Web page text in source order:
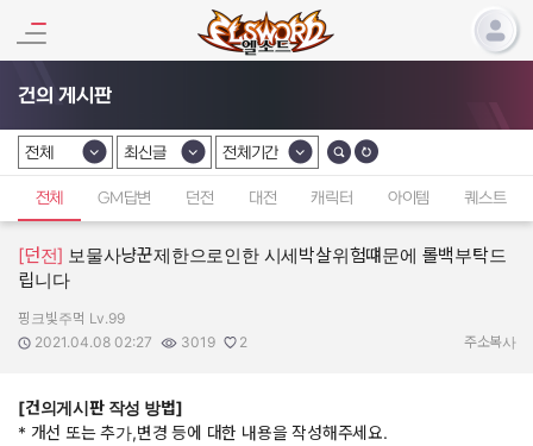
건의 게시판
카테고리 선택
전체
카테고리 선택
최신글
카테고리 선택
전체기간
전체 GM답변 던전 대전 캐릭터 아이템 퀘스트
[던전] 보물사냥꾼제한으로인한 시세박살위험떄문에 롤백부탁드
립니다
작성자:
핑크빛주먹 Lv.99
작성일:
2021.04.08 02:27
조회수:
3019
추천수:
2 주소복사
[건의게시판 작성 방법]
* 개선 또는 추가,변경 등에 대한 내용을 작성해주세요.